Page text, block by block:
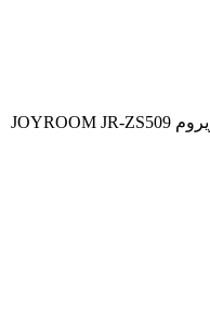
/ مونوپاد مگنتی جویروم JOYROOM JR-ZS509